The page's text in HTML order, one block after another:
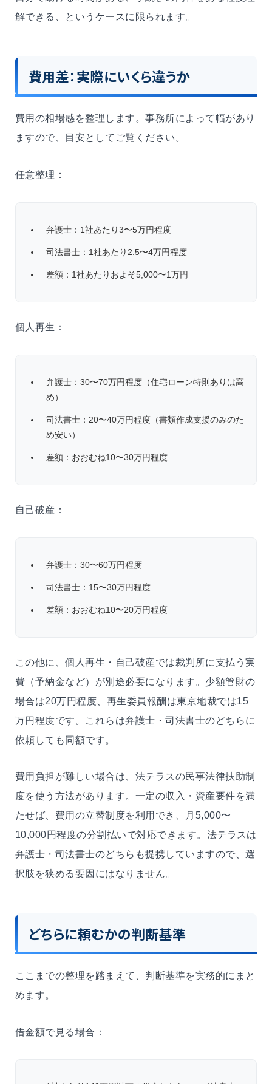
解できる、というケースに限られます。
費用差：実際にいくら違うか
費用の相場感を整理します。事務所によって幅があり
ますので、目安としてご覧ください。
任意整理：
弁護士：1社あたり3〜5万円程度
司法書士：1社あたり2.5〜4万円程度
差額：1社あたりおよそ5,000〜1万円
個人再生：
弁護士：30〜70万円程度（住宅ローン特則ありは高
め）
司法書士：20〜40万円程度（書類作成支援のみのた
め安い）
差額：おおむね10〜30万円程度
自己破産：
弁護士：30〜60万円程度
司法書士：15〜30万円程度
差額：おおむね10〜20万円程度
この他に、個人再生・自己破産では裁判所に支払う実
費（予納金など）が別途必要になります。少額管財の
場合は20万円程度、再生委員報酬は東京地裁では15
万円程度です。これらは弁護士・司法書士のどちらに
依頼しても同額です。
費用負担が難しい場合は、法テラスの民事法律扶助制
度を使う方法があります。一定の収入・資産要件を満
たせば、費用の立替制度を利用でき、月5,000〜
10,000円程度の分割払いで対応できます。法テラスは
弁護士・司法書士のどちらも提携していますので、選
択肢を狭める要因にはなりません。
どちらに頼むかの判断基準
ここまでの整理を踏まえて、判断基準を実務的にまと
めます。
借金額で見る場合：